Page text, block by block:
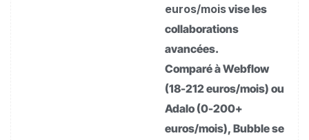
euros/moisvise les
collaborations
avancées.
Comparé à Webflow
(18-212 euros/mois) ou
Adalo (0-200+
euros/mois), Bubble se